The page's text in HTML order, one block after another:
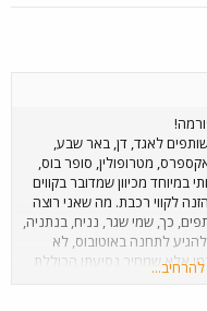
לאגד, דן, באר שבע,
מטרופולין, סופר בוס,
במיוחד מכיוון שמדובר בקווים
לקווי רכבת. מה שאני רוצה
כך, שמי שגר, נניח, בנתניה,
לתחנה באוטובוס, לא
אלא שמחיר נסיעתו הכוללת
למי שגר במרחק הליכה
יעד!